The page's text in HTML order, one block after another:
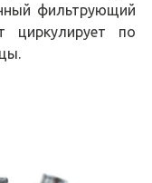
фильтрующий
циркулирует по